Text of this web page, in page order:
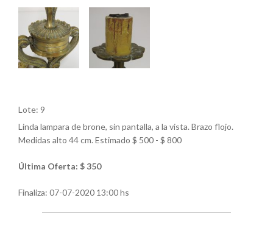
Lote: 9
Linda lampara de brone, sin pantalla, a la vista. Brazo flojo.
Medidas alto 44 cm. Estimado $ 500 - $ 800
Última Oferta: $ 350
Finaliza: 07-07-2020 13:00 hs